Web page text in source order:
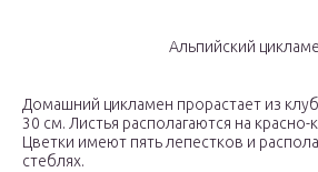
Альпийский
Домашний цикламен прорастает из
30 см. Листья располагаются на
Цветки имеют пять лепестков и
стеблях.